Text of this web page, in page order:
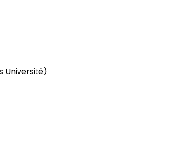
Université)